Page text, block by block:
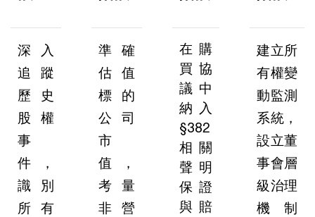
深入
追蹤
歷史
股權
事
件，
識別
所有
準確
估值
標的
公司
市
值，
考量
非營
在購
買協
議中
納入
§382
相關
聲明
保證
與賠
建立所
有權變
動監測
系統，
設立董
事會層
級治理
機制